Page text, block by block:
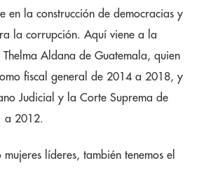
en la construcción de democracias y
la corrupción. Aquí viene a la
Thelma Aldana de Guatemala, quien
fiscal general de 2014 a 2018, y
Judicial y la Corte Suprema de
a 2012.
líderes, también tenemos el